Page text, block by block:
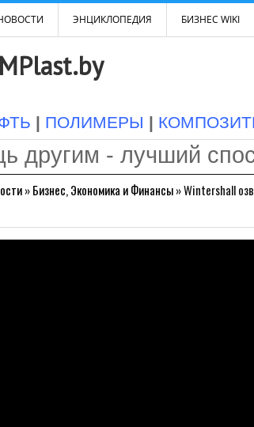
ЭНЦИКЛОПЕДИЯ БИЗНЕС WIKI
MPlast.by
| ПОЛИМЕРЫ |
другим - лучший
»Бизнес, Экономика и Финансы»Wintershall